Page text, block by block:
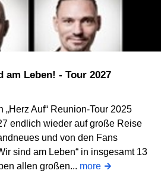
am Leben! - Tour 2027
„Herz Auf“ Reunion-Tour 2025
endlich wieder auf große Reise
und von den Fans
sind am Leben“ in insgesamt 13
allen großen... more